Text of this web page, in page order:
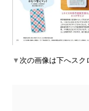
▼次の画像は下へスク